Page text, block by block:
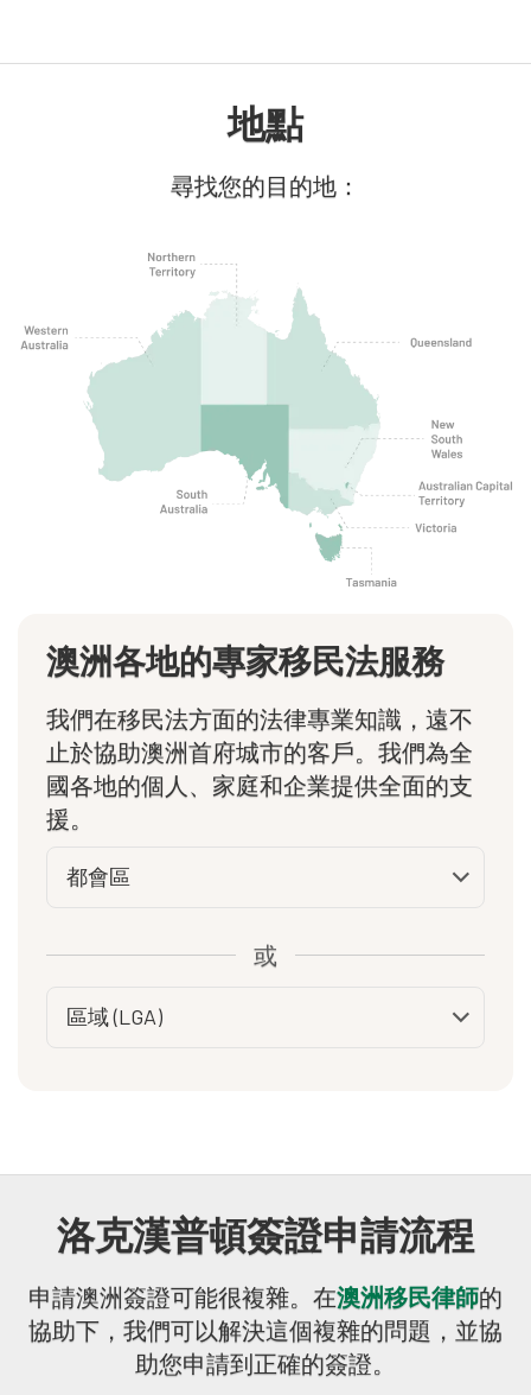
地點
尋找您的目的地：
澳洲各地的專家移民法服務
我們在移民法方面的法律專業知識，遠不
止於協助澳洲首府城市的客戶。我們為全
國各地的個人、家庭和企業提供全面的支
援。
或
洛克漢普頓簽證申請流程
申請澳洲簽證可能很複雜。在澳洲移民律師的
協助下，我們可以解決這個複雜的問題，並協
助您申請到正確的簽證。